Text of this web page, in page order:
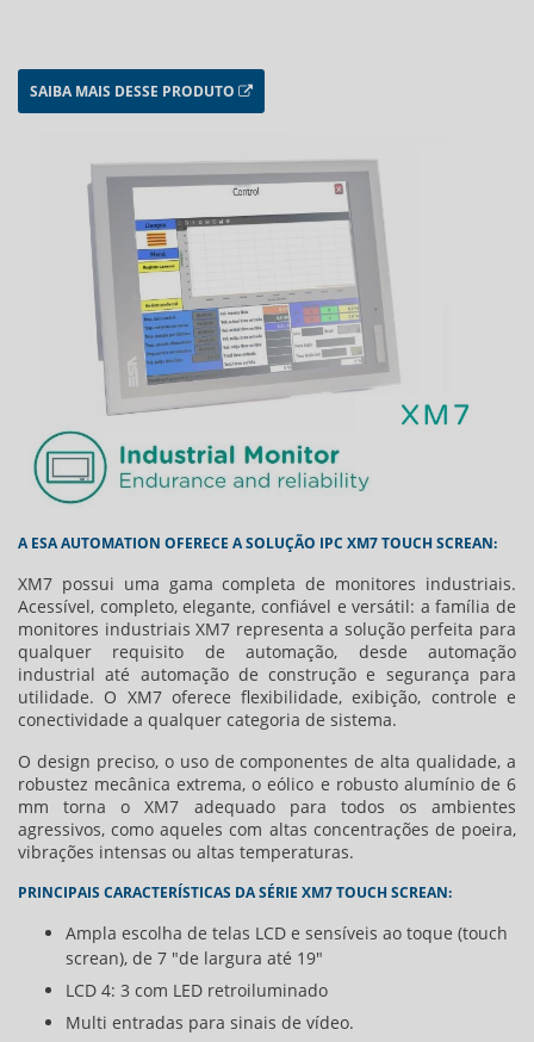
SAIBA MAIS DESSE PRODUTO
A ESA AUTOMATION OFERECE A SOLUÇÃO IPC XM7 TOUCH SCREAN:
XM7 possui uma gama completa de monitores industriais.
Acessível, completo, elegante, confiável e versátil: a família de
monitores industriais XM7 representa a solução perfeita para
qualquer requisito de automação, desde automação
industrial até automação de construção e segurança para
utilidade. O XM7 oferece flexibilidade, exibição, controle e
conectividade a qualquer categoria de sistema.
O design preciso, o uso de componentes de alta qualidade, a
robustez mecânica extrema, o eólico e robusto alumínio de 6
mm torna o XM7 adequado para todos os ambientes
agressivos, como aqueles com altas concentrações de poeira,
vibrações intensas ou altas temperaturas.
PRINCIPAIS CARACTERÍSTICAS DA SÉRIE XM7 TOUCH SCREAN:
Ampla escolha de telas LCD e sensíveis ao toque (touch
screan), de 7 "de largura até 19"
LCD 4: 3 com LED retroiluminado
Multi entradas para sinais de vídeo.